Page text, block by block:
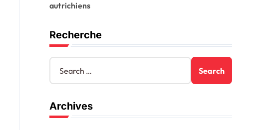
autrichiens
Recherche
S
a
c
h
Archives